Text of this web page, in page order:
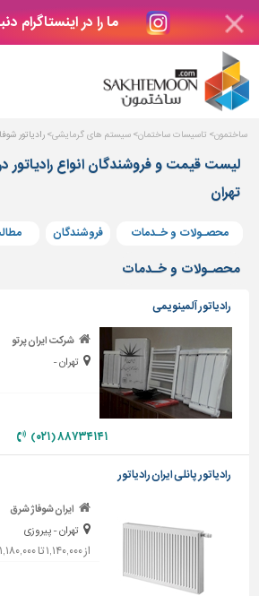
ما را در اینستاگرام
دکوراسیون
بتن
های
بتنی
پنجره
مصالح
پله،
و
حفاظ
دیوارپوش،
ماشین
ساختمون تاسیسات ساختمان سیستم های گرمایشی رادیاتور
لیست قیمت و فروشندگان انواع رادیاتور
تهران
محصـولات و خـدمات فروشندگان
محصـولات و خـدمات
رادیاتور آلمینویمی
شرکت ایران پرتو
تهران -
۸۸۷۳۴۱۴۱ (۰۲۱)
رادیاتور پانلی ایران رادیاتور
ایران شوفاژ شرق
تهران - پیروزی
از ۱,۱۴۰,۰۰۰ تا ۱,۱۸۰,۰۰۰ تومان